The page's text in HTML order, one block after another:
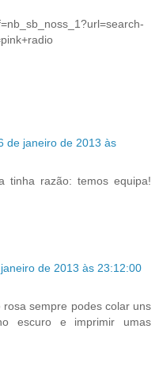
de janeiro de 2013 às
tinha razão: temos equipa!
de 2013 às 23:12:00
sempre podes colar uns
escuro e imprimir umas